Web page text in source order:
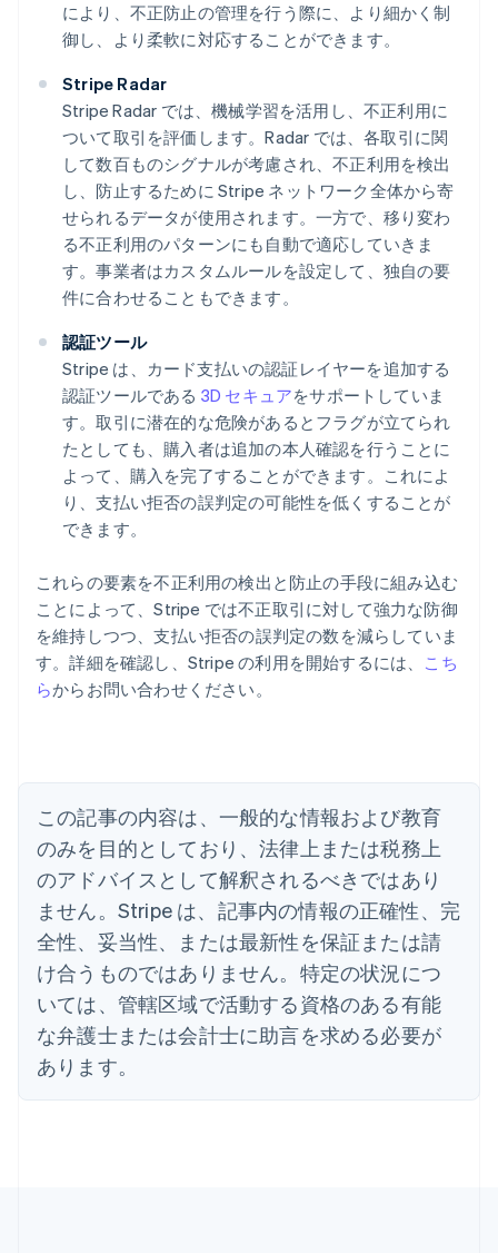
により、不正防止の管理を行う際に、より細かく制
御し、より柔軟に対応することができます。
Stripe Radar
Stripe Radar では、機械学習を活用し、不正利用に
ついて取引を評価します。Radar では、各取引に関
して数百ものシグナルが考慮され、不正利用を検出
し、防止するために Stripe ネットワーク全体から寄
せられるデータが使用されます。一方で、移り変わ
る不正利用のパターンにも自動で適応していきま
す。事業者はカスタムルールを設定して、独自の要
件に合わせることもできます。
認証ツール
Stripe は、カード支払いの認証レイヤーを追加する
認証ツールである 3D セキュアをサポートしていま
す。取引に潜在的な危険があるとフラグが立てられ
たとしても、購入者は追加の本人確認を行うことに
よって、購入を完了することができます。これによ
り、支払い拒否の誤判定の可能性を低くすることが
できます。
これらの要素を不正利用の検出と防止の手段に組み込む
ことによって、Stripe では不正取引に対して強力な防御
を維持しつつ、支払い拒否の誤判定の数を減らしていま
す。詳細を確認し、Stripe の利用を開始するには、 こち
らからお問い合わせください。
この記事の内容は、一般的な情報および教育
のみを目的としており、法律上または税務上
のアドバイスとして解釈されるべきではあり
ません。Stripe は、記事内の情報の正確性、完
全性、妥当性、または最新性を保証または請
け合うものではありません。特定の状況につ
いては、管轄区域で活動する資格のある有能
な弁護士または会計士に助言を求める必要が
あります。
アイルランド
English
English
イギリス
English
イタリア
ItalianoEnglish
インド
English
エストニア
English
オーストラリア
English
オーストリア
オランダ
NederlandsEnglish